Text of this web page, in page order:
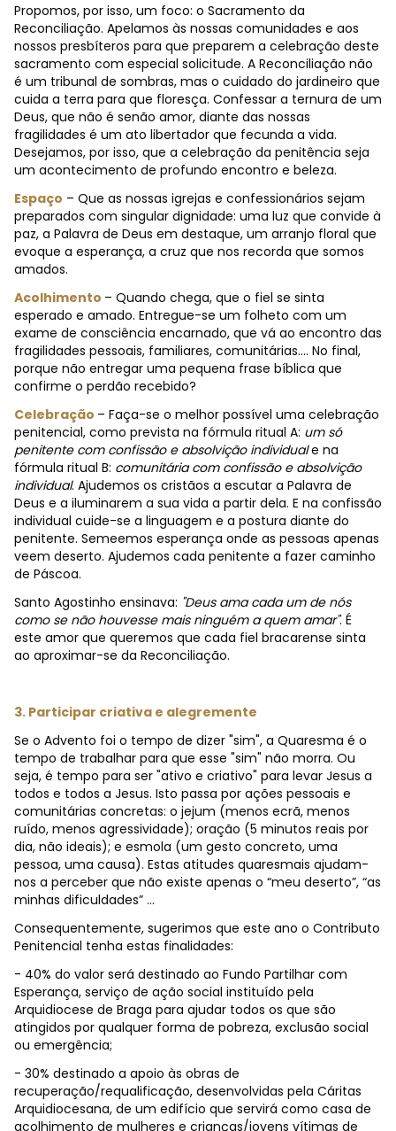
Propomos, por isso, um foco: o Sacramento da
Reconciliação. Apelamos às nossas comunidades e aos
nossos presbíteros para que preparem a celebração deste
sacramento com especial solicitude. A Reconciliação não
é um tribunal de sombras, mas o cuidado do jardineiro que
cuida a terra para que floresça. Confessar a ternura de um
Deus, que não é senão amor, diante das nossas
fragilidades é um ato libertador que fecunda a vida.
Desejamos, por isso, que a celebração da penitência seja
um acontecimento de profundo encontro e beleza.
Espaço – Que as nossas igrejas e confessionários sejam
preparados com singular dignidade: uma luz que convide à
paz, a Palavra de Deus em destaque, um arranjo floral que
evoque a esperança, a cruz que nos recorda que somos
amados.
Acolhimento – Quando chega, que o fiel se sinta
esperado e amado. Entregue-se um folheto com um
exame de consciência encarnado, que vá ao encontro das
fragilidades pessoais, familiares, comunitárias.... No final,
porque não entregar uma pequena frase bíblica que
confirme o perdão recebido?
Celebração – Faça-se o melhor possível uma celebração
penitencial, como prevista na fórmula ritual A: um só
penitente com confissão e absolvição individuale na
fórmula ritual B: comunitária com confissão e absolvição
individual. Ajudemos os cristãos a escutar a Palavra de
Deus e a iluminarem a sua vida a partir dela. E na confissão
individual cuide-se a linguagem e a postura diante do
penitente. Semeemos esperança onde as pessoas apenas
veem deserto. Ajudemos cada penitente a fazer caminho
de Páscoa.
Santo Agostinho ensinava: "Deus ama cada um de nós
como se não houvesse mais ninguém a quem amar". É
este amor que queremos que cada fiel bracarense sinta
ao aproximar-se da Reconciliação.
3. Participar criativa e alegremente
Se o Advento foi o tempo de dizer "sim", a Quaresma é o
tempo de trabalhar para que esse "sim" não morra. Ou
seja, é tempo para ser "ativo e criativo" para levar Jesus a
todos e todos a Jesus. Isto passa por ações pessoais e
comunitárias concretas: o jejum (menos ecrã, menos
ruído, menos agressividade); oração (5 minutos reais por
dia, não ideais); e esmola (um gesto concreto, uma
pessoa, uma causa). Estas atitudes quaresmais ajudam-
nos a perceber que não existe apenas o “meu deserto”, “as
minhas dificuldades” ...
Consequentemente, sugerimos que este ano o Contributo
Penitencial tenha estas finalidades:
- 40% do valor será destinado ao Fundo Partilhar com
Esperança, serviço de ação social instituído pela
Arquidiocese de Braga para ajudar todos os que são
atingidos por qualquer forma de pobreza, exclusão social
ou emergência;
- 30% destinado a apoio às obras de
recuperação/requalificação, desenvolvidas pela Cáritas
Arquidiocesana, de um edifício que servirá como casa de
acolhimento de mulheres e crianças/jovens vítimas de